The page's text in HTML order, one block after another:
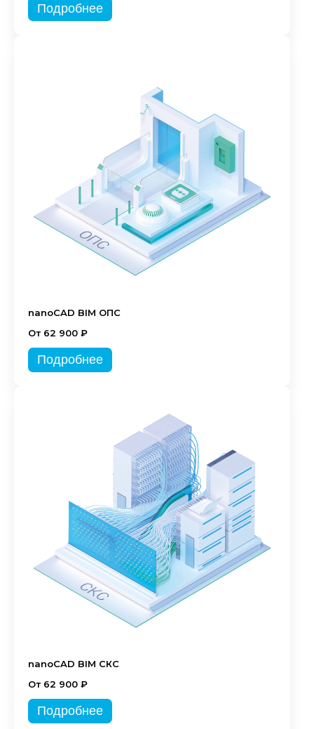
Подробнее
nanoCAD BIM ОПС
От 62 900 ₽
Подробнее
nanoCAD BIM СКС
От 62 900 ₽
Подробнее